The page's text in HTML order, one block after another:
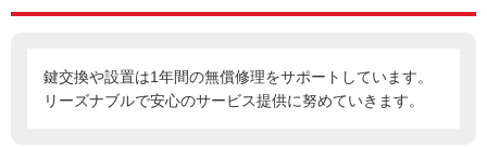
鍵交換や設置は1年間の無償修理をサポートしています。
リーズナブルで安心のサービス提供に努めていきます。